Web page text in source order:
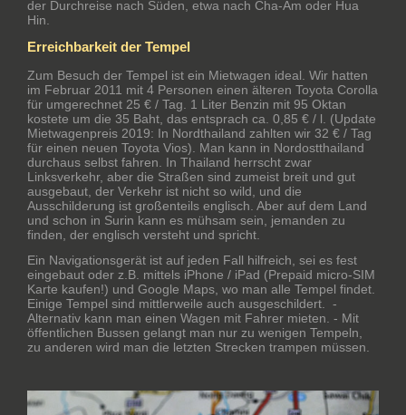
der Durchreise nach Süden, etwa nach Cha-Am oder Hua
Hin.
Erreichbarkeit der Tempel
Zum Besuch der Tempel ist ein Mietwagen ideal. Wir hatten
im Februar 2011 mit 4 Personen einen älteren Toyota Corolla
für umgerechnet 25 € / Tag. 1 Liter Benzin mit 95 Oktan
kostete um die 35 Baht, das entsprach ca. 0,85 € / l. (Update
Mietwagenpreis 2019: In Nordthailand zahlten wir 32 € / Tag
für einen neuen Toyota Vios). Man kann in Nordostthailand
durchaus selbst fahren. In Thailand herrscht zwar
Linksverkehr, aber die Straßen sind zumeist breit und gut
ausgebaut, der Verkehr ist nicht so wild, und die
Ausschilderung ist großenteils englisch. Aber auf dem Land
und schon in Surin kann es mühsam sein, jemanden zu
finden, der englisch versteht und spricht.
Ein Navigationsgerät ist auf jeden Fall hilfreich, sei es fest
eingebaut oder z.B. mittels iPhone / iPad (Prepaid micro-SIM
Karte kaufen!) und Google Maps, wo man alle Tempel findet.
Einige Tempel sind mittlerweile auch ausgeschildert. -
Alternativ kann man einen Wagen mit Fahrer mieten. - Mit
öffentlichen Bussen gelangt man nur zu wenigen Tempeln,
zu anderen wird man die letzten Strecken trampen müssen.